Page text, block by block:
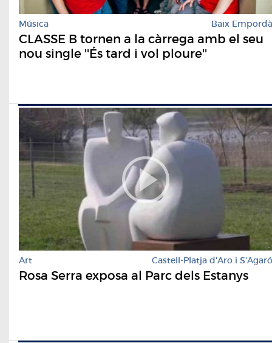
Música Baix Empordà
CLASSE B tornen a la càrrega amb el seu
nou single ''És tard i vol ploure''
Art Castell-Platja d'Aro i S'Agaró
Rosa Serra exposa al Parc dels Estanys